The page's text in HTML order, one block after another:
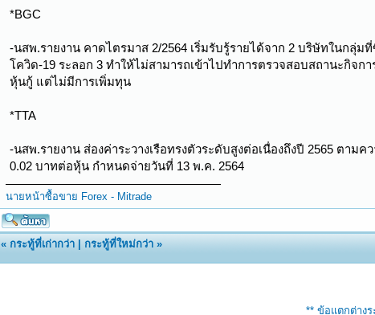
*BGC
-นสพ.รายงาน คาดไตรมาส 2/2564 เริ่มรับรู้รายได้จาก 2 บริษัทในก
โควิด-19 ระลอก 3 ทำให้ไม่สามารถเข้าไปทำการตรวจสอบสถานะกิจ
หุ้นกู้ แต่ไม่มีการเพิ่มทุน
*TTA
-นสพ.รายงาน ส่องค่าระวางเรือทรงตัวระดับสูงต่อเนื่องถึงปี 2565 ตา
0.02 บาทต่อหุ้น กำหนดจ่ายวันที่ 13 พ.ค. 2564
นายหน้าซื้อขาย Forex - Mitrade
«กระทู้ที่เก่ากว่า |กระทู้ที่ใหม่กว่า »
** ข้อแตกต่าง